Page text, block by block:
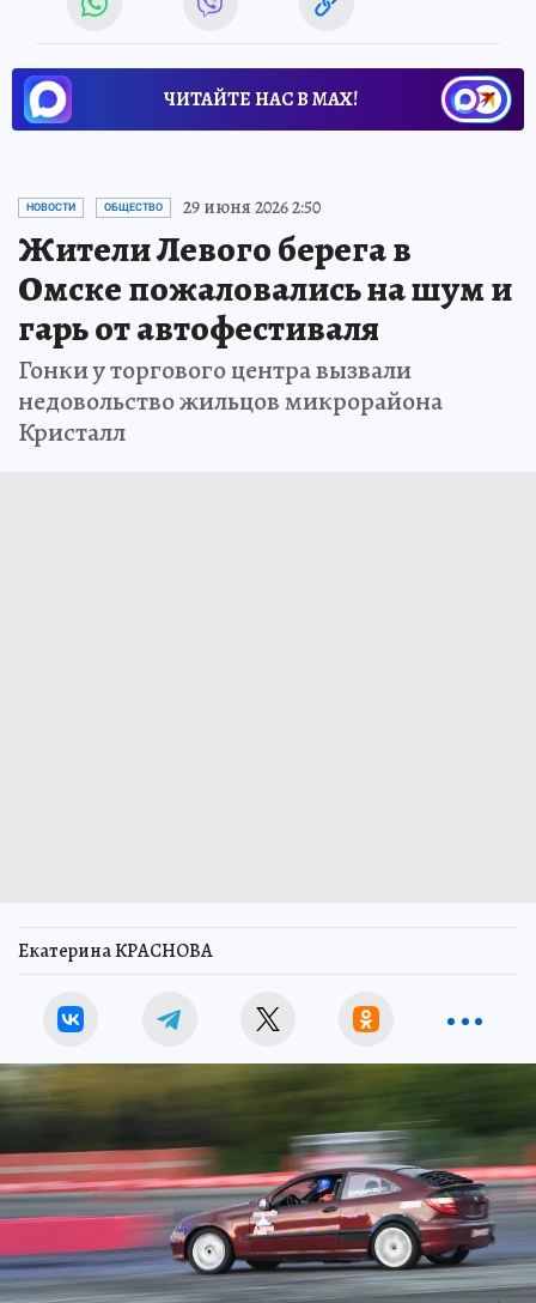
ЧИТАЙТЕ НАС В МАХ!
НОВОСТИ ОБЩЕСТВО 29 июня 2026 2:50
Жители Левого берега в
Омске пожаловались на шум и
гарь от автофестиваля
Гонки у торгового центра вызвали
недовольство жильцов микрорайона
Кристалл
Екатерина КРАСНОВА